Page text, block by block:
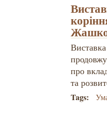
про
та
Tags: